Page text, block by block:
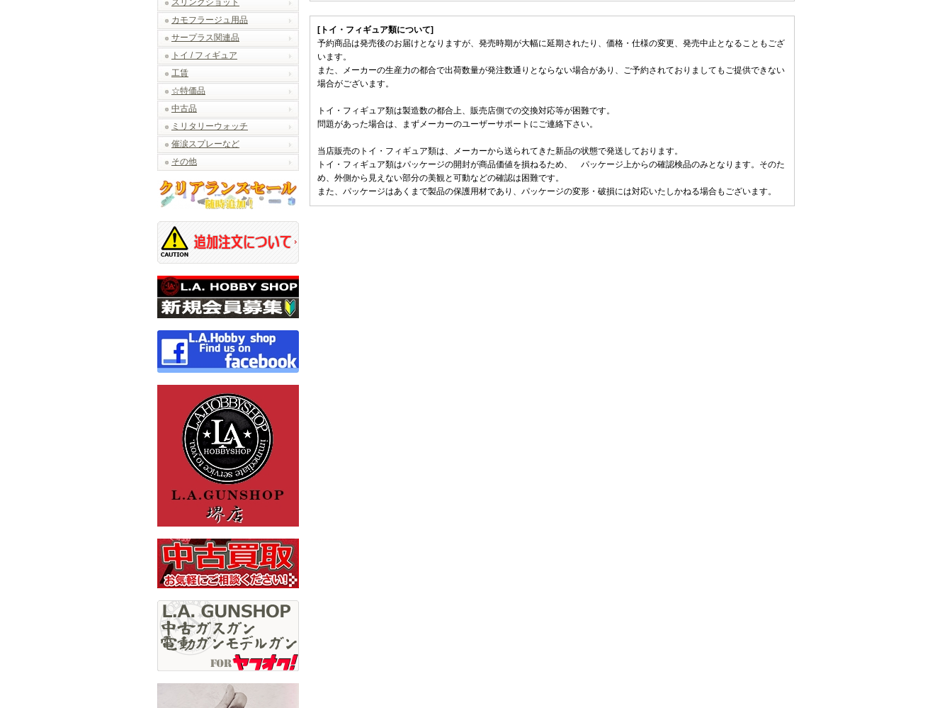
スリングショット
カモフラージュ用品
サープラス関連品
トイ / フィギュア
工賃
☆特価品
中古品
ミリタリーウォッチ
催涙スプレーなど
その他
[トイ・フィギュア類について]
予約商品は発売後のお届けとなりますが、発売時期が大幅に延期されたり、価格・仕様の変更、発売中止となることもござ
います。
また、メーカーの生産力の都合で出荷数量が発注数通りとならない場合があり、ご予約されておりましてもご提供できない
場合がございます。
トイ・フィギュア類は製造数の都合上、販売店側での交換対応等が困難です。
問題があった場合は、まずメーカーのユーザーサポートにご連絡下さい。
当店販売のトイ・フィギュア類は、メーカーから送られてきた新品の状態で発送しております。
トイ・フィギュア類はパッケージの開封が商品価値を損ねるため、 パッケージ上からの確認検品のみとなります。そのた
め、外側から見えない部分の美観と可動などの確認は困難です。
また、パッケージはあくまで製品の保護用材であり、パッケージの変形・破損には対応いたしかねる場合もございます。